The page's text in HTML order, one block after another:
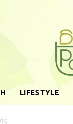
LIFESTYLE